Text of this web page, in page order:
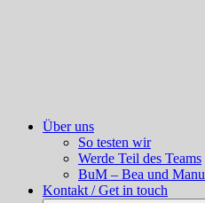
Über uns
So testen wir
Werde Teil des Teams
BuM – Bea und Manu
Kontakt / Get in touch